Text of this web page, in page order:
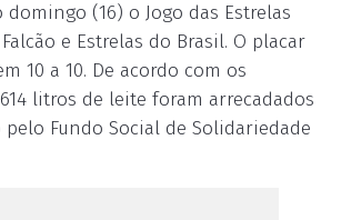
(16) o Jogo das Estrelas
e Estrelas do Brasil. O placar
10 a 10. De acordo com os
litros de leite foram arrecadados
Fundo Social de Solidariedade